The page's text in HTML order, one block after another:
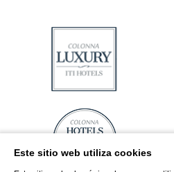
Este sitio web utiliza cookies